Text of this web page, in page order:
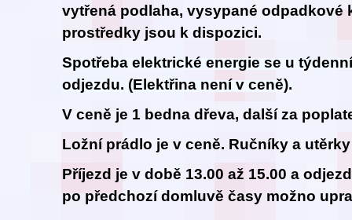
vytřená podlaha, vysypané odpadkové
prostředky jsou k dispozici.
Spotřeba elektrické energie se u
odjezdu. (Elektřina není v ceně).
V ceně je 1 bedna dřeva, další za
Ložní prádlo je v ceně. Ručníky a
Příjezd je v době 13.00 až 15.00 a
po předchozí domluvě časy možno